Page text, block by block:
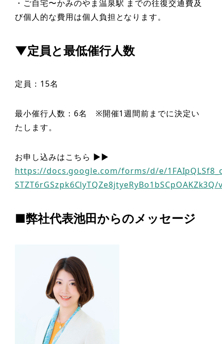
・ご自宅〜かみのやま温泉駅 までの往復交通費及
び個人的な費用は個人負担となります。
▼定員と最低催行人数
定員：15名
最小催行人数：6名 ※開催1週間前までに決定い
たします。
お申し込みはこちら ▶︎▶︎
https://docs.google.com/forms/d/e/
■弊社代表池田からのメッセージ